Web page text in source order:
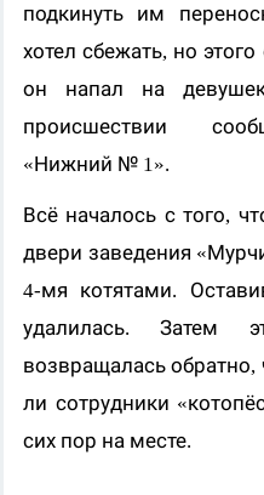
подкинуть им
хотел сбежать, но
он напал на
происшествии
«Нижний № 1».
Всё началось с того,
двери заведения
4-мя котятами.
удалилась.
возвращалась обратно,
ли сотрудники
сих пор на месте.